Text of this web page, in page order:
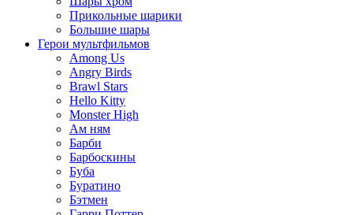
Прикольные шарики
Большие шары
Герои мультфильмов
Among Us
Angry Birds
Brawl Stars
Hello Kitty
Monster High
Ам ням
Барби
Барбоскины
Буба
Буратино
Бэтмен